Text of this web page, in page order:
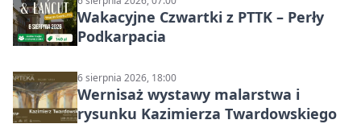
Wakacyjne Czwartki z PTTK – Perły
Podkarpacia
6 sierpnia 2026, 18:00
Wernisaż wystawy malarstwa i
rysunku Kazimierza Twardowskiego